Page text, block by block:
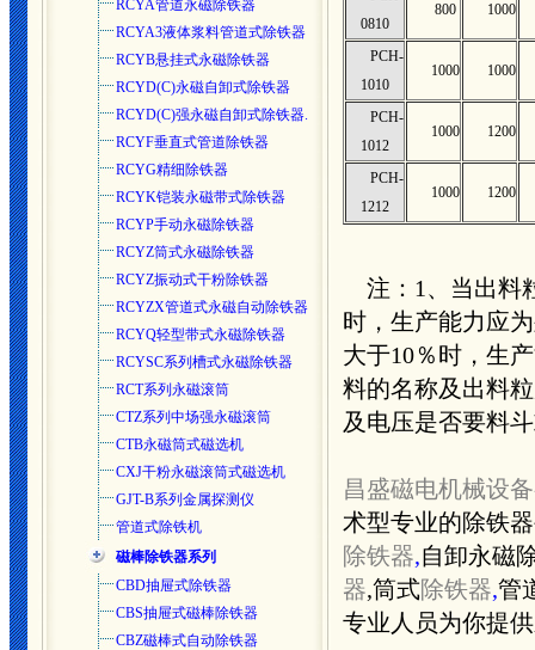
RCYA管道永磁除铁器
RCYA3液体浆料管道式除铁器
RCYB悬挂式永磁除铁器
RCYD(C)永磁自卸式除铁器
RCYD(C)强永磁自卸式除铁器.
RCYF垂直式管道除铁器
RCYG精细除铁器
RCYK铠装永磁带式除铁器
RCYP手动永磁除铁器
RCYZ筒式永磁除铁器
RCYZ振动式干粉除铁器
RCYZX管道式永磁自动除铁器
RCYQ轻型带式永磁除铁器
RCYSC系列槽式永磁除铁器
RCT系列永磁滚筒
CTZ系列中场强永磁滚筒
CTB永磁筒式磁选机
CXJ干粉永磁滚筒式磁选机
GJT-B系列金属探测仪
管道式除铁机
磁棒除铁器系列
CBD抽屉式除铁器
CBS抽屉式磁棒除铁器
CBZ磁棒式自动除铁器
0810
800 1000
PCH-
1010
1000 1000
PCH-
1012
1000 1200
PCH-
1212
1000 1200
注：1、当出料
时，生产能力应
大于10％时，生
料的名称及出料
及电压是否要料
昌盛磁电机械设
术型专业的除铁
除铁器,自卸永磁
器,筒式除铁器,管
专业人员为你提